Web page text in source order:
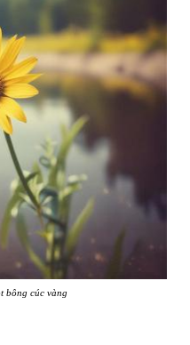
bông cúc vàng